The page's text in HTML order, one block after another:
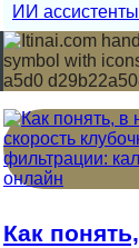
ИИ ассистенты
Как